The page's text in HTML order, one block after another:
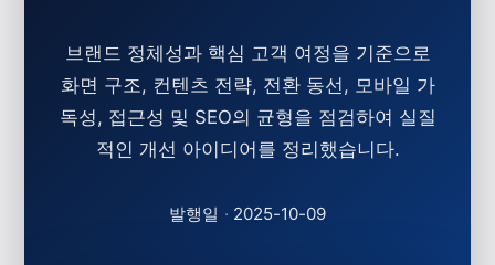
브랜드 정체성과 핵심 고객 여정을 기준으로
화면 구조, 컨텐츠 전략, 전환 동선, 모바일 가
독성, 접근성 및 SEO의 균형을 점검하여 실질
적인 개선 아이디어를 정리했습니다.
발행일 · 2025-10-09